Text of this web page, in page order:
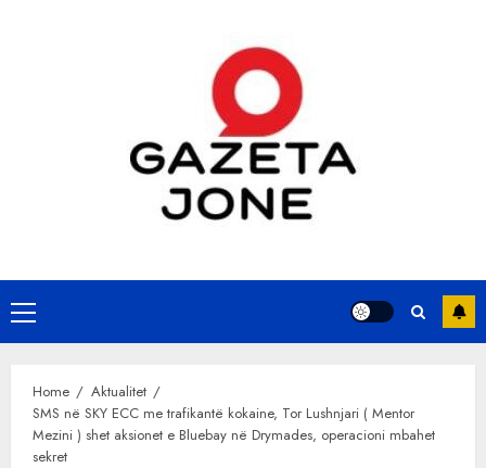
Primary
Menu
Home
Aktualitet
SMS në SKY ECC me trafikantë kokaine, Tor Lushnjari ( Mentor
Mezini ) shet aksionet e Bluebay në Drymades, operacioni mbahet
sekret